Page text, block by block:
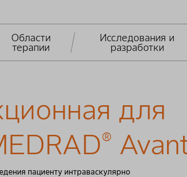
Области
терапии
Исследования и
разработки
для
®
пациенту интраваскулярно